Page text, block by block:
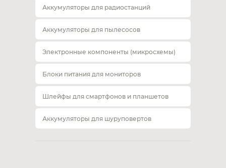
Аккумуляторы для радиостанций
Аккумуляторы для пылесосов
Электронные компоненты (микросхемы)
Блоки питания для мониторов
Шлейфы для смартфонов и планшетов
Аккумуляторы для шуруповертов